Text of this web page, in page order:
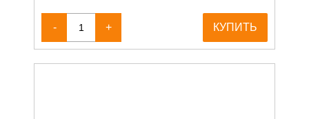
- + КУПИТЬ